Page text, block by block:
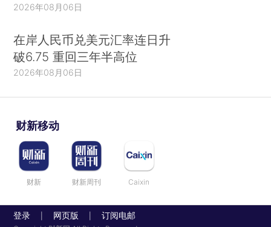
2026年08月06日
在岸人民币兑美元汇率连日升
破6.75 重回三年半高位
2026年08月06日
财新移动
财新 财新周刊 Caixin
登录 网页版 订阅电邮